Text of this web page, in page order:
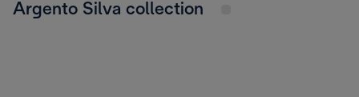
Argento Silva collection